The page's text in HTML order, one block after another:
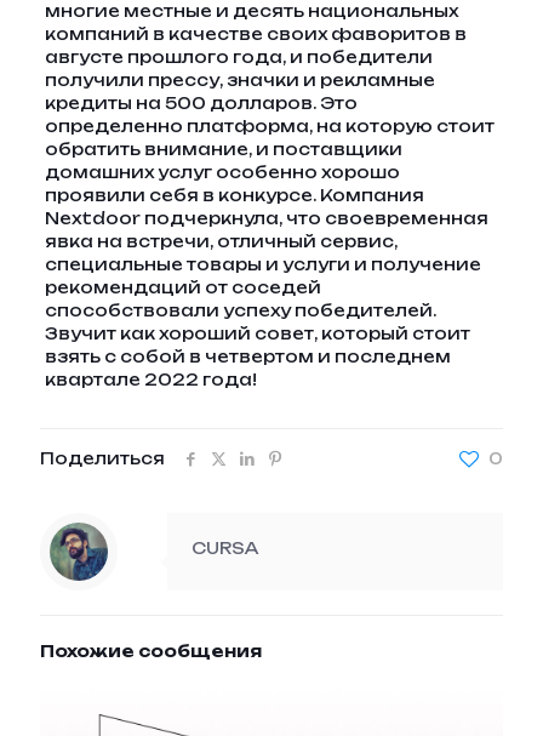
многие местные и десять национальных
компаний в качестве своих фаворитов в
августе прошлого года, и победители
получили прессу, значки и рекламные
кредиты на 500 долларов. Это
определенно платформа, на которую стоит
обратить внимание, и поставщики
домашних услуг особенно хорошо
проявили себя в конкурсе. Компания
Nextdoor подчеркнула, что своевременная
явка на встречи, отличный сервис,
специальные товары и услуги и получение
рекомендаций от соседей
способствовали успеху победителей.
Звучит как хороший совет, который стоит
взять с собой в четвертом и последнем
квартале 2022 года!
Поделиться 0
CURSA
Похожие сообщения